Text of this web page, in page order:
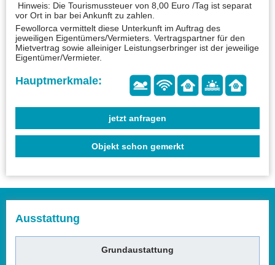
Hinweis: Die Tourismussteuer von 8,00 Euro /Tag ist separat
vor Ort in bar bei Ankunft zu zahlen.
Fewollorca vermittelt diese Unterkunft im Auftrag des
jeweiligen Eigentümers/Vermieters. Vertragspartner für den
Mietvertrag sowie alleiniger Leistungserbringer ist der jeweilige
Eigentümer/Vermieter.
jetzt anfragen
Objekt schon gemerkt
Ausstattung
Grundaustattung